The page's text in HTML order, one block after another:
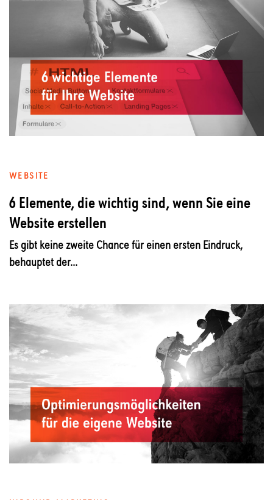
WEBSITE
6 Elemente, die wichtig sind, wenn Sie eine
Website erstellen
Es gibt keine zweite Chance für einen ersten Eindruck,
behauptet der...